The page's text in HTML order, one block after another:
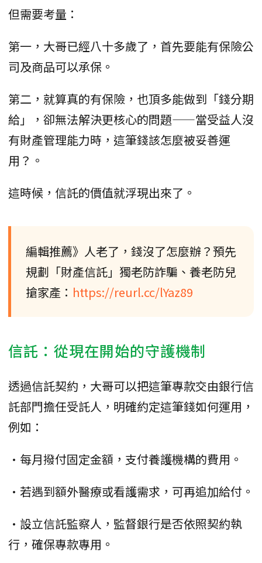
但需要考量：
第一，大哥已經八十多歲了，首先要能有保險公
司及商品可以承保。
第二，就算真的有保險，也頂多能做到「錢分期
給」，卻無法解決更核心的問題——當受益人沒
有財產管理能力時，這筆錢該怎麼被妥善運
用？。
這時候，信託的價值就浮現出來了。
編輯推薦》人老了，錢沒了怎麼辦？預先
規劃「財產信託」獨老防詐騙、養老防兒
搶家產： https://reurl.cc/lYaz89
信託：從現在開始的守護機制
透過信託契約，大哥可以把這筆專款交由銀行信
託部門擔任受託人，明確約定這筆錢如何運用，
例如：
•每月撥付固定金額，支付養護機構的費用。
•若遇到額外醫療或看護需求，可再追加給付。
•設立信託監察人，監督銀行是否依照契約執
行，確保專款專用。